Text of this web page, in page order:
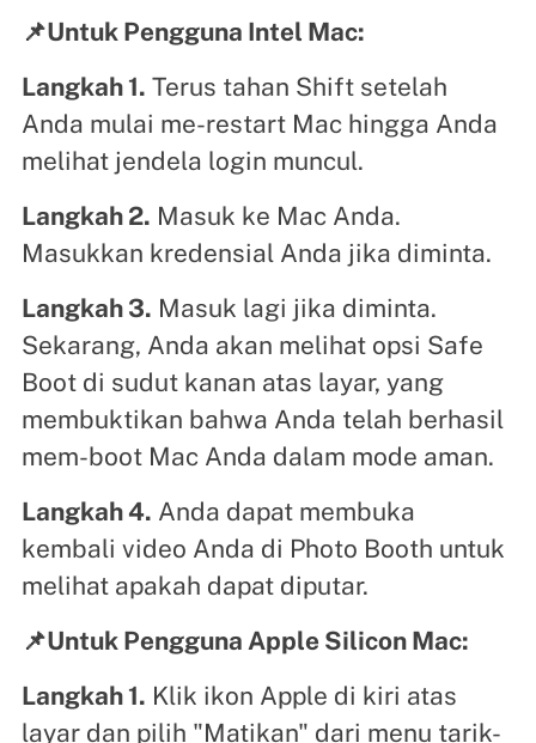
📌Untuk Pengguna Intel Mac:
Langkah 1. Terus tahan Shift setelah
Anda mulai me-restart Mac hingga Anda
melihat jendela login muncul.
Langkah 2. Masuk ke Mac Anda.
Masukkan kredensial Anda jika diminta.
Langkah 3. Masuk lagi jika diminta.
Sekarang, Anda akan melihat opsi Safe
Boot di sudut kanan atas layar, yang
membuktikan bahwa Anda telah berhasil
mem-boot Mac Anda dalam mode aman.
Langkah 4. Anda dapat membuka
kembali video Anda di Photo Booth untuk
melihat apakah dapat diputar.
📌Untuk Pengguna Apple Silicon Mac:
Langkah 1. Klik ikon Apple di kiri atas
layar dan pilih "Matikan" dari menu tarik-